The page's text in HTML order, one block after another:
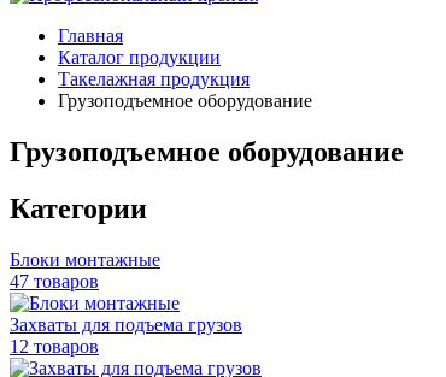
Главная
Каталог продукции
Такелажная продукция
Грузоподъемное оборудование
Грузоподъемное оборудование
Категории
Блоки монтажные
47 товаров
Захваты для подъема грузов
12 товаров